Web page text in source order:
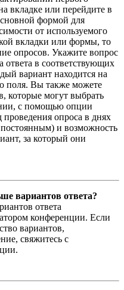
вкладке или перейдите в
формой для
от используемого
вкладки или формы, то
опросов. Укажите вопрос
в соответствующих
вариант находится на
поля. Вы также можете
которые могут выбрать
с помощью опции
проведения опроса в днях
постоянным) и возможность
за который они
вариантов ответа?
ответа
конференции. Если
вариантов,
свяжитесь с